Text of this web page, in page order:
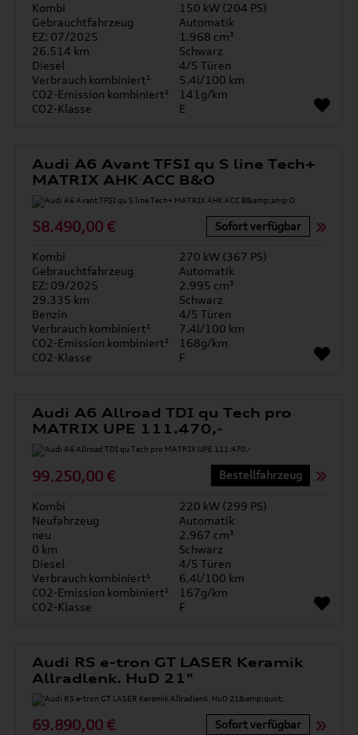
Kombi
150 kW (204 PS)
Gebrauchtfahrzeug
Automatik
EZ: 07/2025
1.968 cm³
26.514 km
Schwarz
Diesel
4/5 Türen
Verbrauch kombiniert¹
5.4l/100 km
CO2-Emission kombiniert¹
141g/km
CO2-Klasse
E
Audi A6 Avant TFSI qu S line Tech+
MATRIX AHK ACC B&O
58.490,00 € Sofort verfügbar
Kombi
270 kW (367 PS)
Gebrauchtfahrzeug
Automatik
EZ: 09/2025
2.995 cm³
29.335 km
Schwarz
Benzin
4/5 Türen
Verbrauch kombiniert¹
7.4l/100 km
CO2-Emission kombiniert¹
168g/km
CO2-Klasse
F
Audi A6 Allroad TDI qu Tech pro
MATRIX UPE 111.470,-
99.250,00 € Bestellfahrzeug
Kombi
220 kW (299 PS)
Neufahrzeug
Automatik
neu
2.967 cm³
0 km
Schwarz
Diesel
4/5 Türen
Verbrauch kombiniert¹
6.4l/100 km
CO2-Emission kombiniert¹
167g/km
CO2-Klasse
F
Audi RS e-tron GT LASER Keramik
Allradlenk. HuD 21"
69.890,00 € Sofort verfügbar